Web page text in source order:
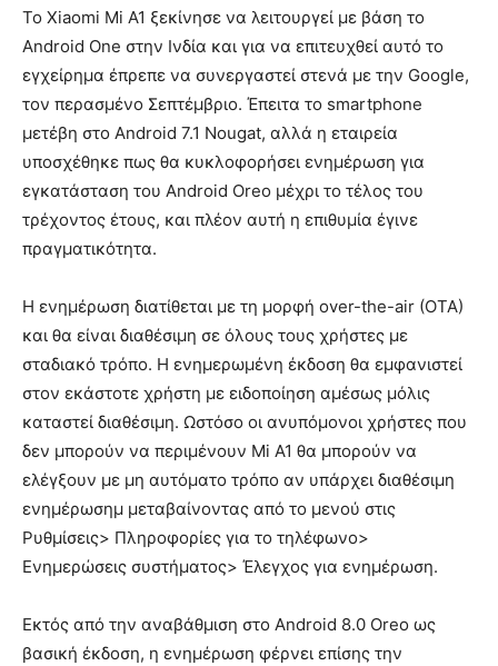
Το Xiaomi Mi A1 ξεκίνησε να λειτουργεί με βάση το
Android One στην Ινδία και για να επιτευχθεί αυτό το
εγχείρημα έπρεπε να συνεργαστεί στενά με την Google,
τον περασμένο Σεπτέμβριο. Έπειτα το smartphone
μετέβη στο Android 7.1 Nougat, αλλά η εταιρεία
υποσχέθηκε πως θα κυκλοφορήσει ενημέρωση για
εγκατάσταση του Android Oreo μέχρι το τέλος του
τρέχοντος έτους, και πλέον αυτή η επιθυμία έγινε
πραγματικότητα.
Η ενημέρωση διατίθεται με τη μορφή over-the-air (OTA)
και θα είναι διαθέσιμη σε όλους τους χρήστες με
σταδιακό τρόπο. Η ενημερωμένη έκδοση θα εμφανιστεί
στον εκάστοτε χρήστη με ειδοποίηση αμέσως μόλις
καταστεί διαθέσιμη. Ωστόσο οι ανυπόμονοι χρήστες που
δεν μπορούν να περιμένουν Mi A1 θα μπορούν να
ελέγξουν με μη αυτόματο τρόπο αν υπάρχει διαθέσιμη
ενημέρωσημ μεταβαίνοντας από το μενού στις
Ρυθμίσεις> Πληροφορίες για το τηλέφωνο>
Ενημερώσεις συστήματος> Έλεγχος για ενημέρωση.
Εκτός από την αναβάθμιση στο Android 8.0 Oreo ως
βασική έκδοση, η ενημέρωση φέρνει επίσης την